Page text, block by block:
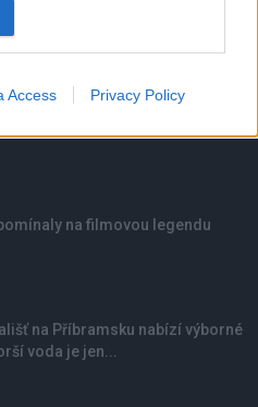
Access Privacy Policy
na filmovou legendu
na Příbramsku nabízí výborné
voda je jen...